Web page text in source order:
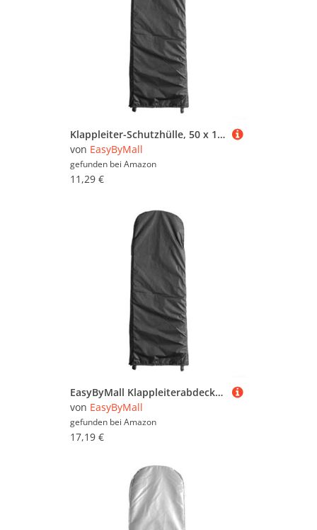
Klappleiter-Schutzhülle, 50 x 195 x 12 cm, Oxford-Stoff, wasserdicht, mit verstellbarem Kordelzug für verschiedene Leitern (schwarz)
von EasyByMall
gefunden bei Amazon
11,29 €
EasyByMall Klappleiterabdeckung, Faltbare Leiterabdeckung, Abdeckung Staubdicht Leiter Schutz, 210D Oxford Gewebe Schutzhülle, wasserdicht, staubdicht, atmungsaktiv, schwarz, 50 x 195 x 6,5 cm
von EasyByMall
gefunden bei Amazon
17,19 €